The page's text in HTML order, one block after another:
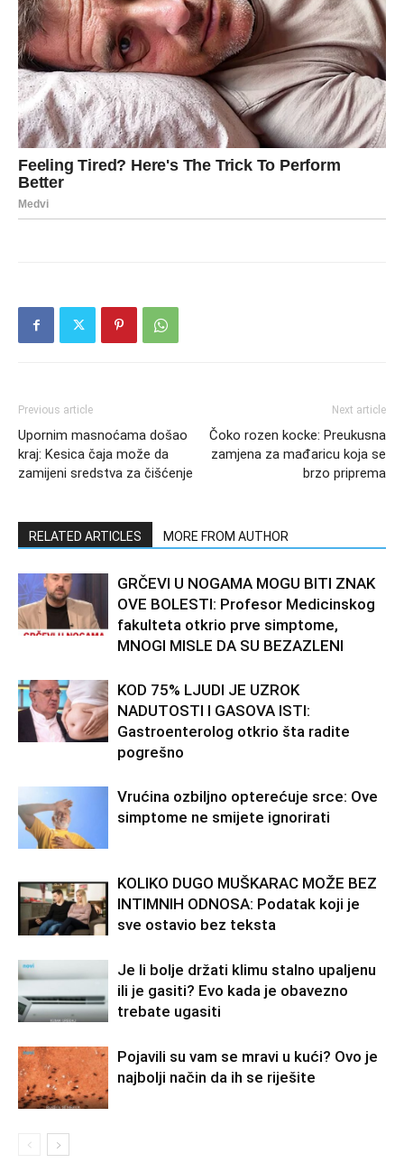
Previous article
Upornim masnoćama došao
kraj: Kesica čaja može da
zamijeni sredstva za čišćenje
Next article
Čoko rozen kocke: Preukusna
zamjena za mađaricu koja se
brzo priprema
RELATED ARTICLES MORE FROM AUTHOR
GRČEVI U NOGAMA MOGU BITI ZNAK
OVE BOLESTI: Profesor Medicinskog
fakulteta otkrio prve simptome,
MNOGI MISLE DA SU BEZAZLENI
KOD 75% LJUDI JE UZROK
NADUTOSTI I GASOVA ISTI:
Gastroenterolog otkrio šta radite
pogrešno
Vrućina ozbiljno opterećuje srce: Ove
simptome ne smijete ignorirati
KOLIKO DUGO MUŠKARAC MOŽE BEZ
INTIMNIH ODNOSA: Podatak koji je
sve ostavio bez teksta
Je li bolje držati klimu stalno upaljenu
ili je gasiti? Evo kada je obavezno
trebate ugasiti
Pojavili su vam se mravi u kući? Ovo je
najbolji način da ih se riješite